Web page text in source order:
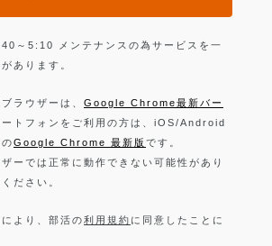
～5:10 メンテナンスの為サービスを一
あります。
ラウザーは、 Google Chrome最新バー
ートフォンをご利用の方は、iOS/Android
Google Chrome 最新版 です。
ザーでは正常に動作できない可能性があり
ださい。
より、部活の利用規約 に同意したことに